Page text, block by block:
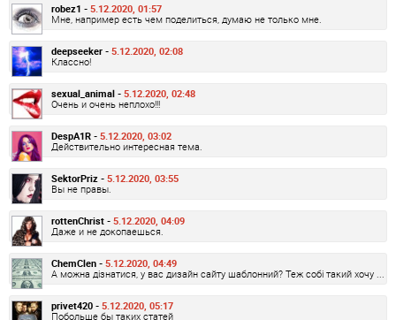
robez1 - 5.12.2020, 01:57
Мне, например есть чем поделиться, думаю не только мне.
deepseeker - 5.12.2020, 02:08
Классно!
sexual_animal - 5.12.2020, 02:48
Очень и очень неплохо!!!
DespA1R - 5.12.2020, 03:02
Действительно интересная тема.
SektorPriz - 5.12.2020, 03:55
Вы не правы.
rottenChrist - 5.12.2020, 04:09
Даже и не докопаешься.
ChemClen - 5.12.2020, 04:49
А можна дізнатися, у вас дизайн сайту шаблонний? Теж собі такий хочу ...
privet420 - 5.12.2020, 05:17
Побольше бы таких статей